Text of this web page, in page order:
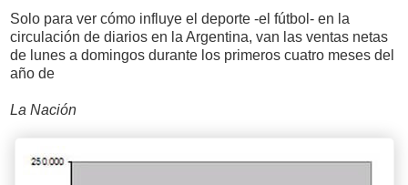
Solo para ver cómo influye el deporte -el fútbol- en la
circulación de diarios en la Argentina, van las ventas netas
de lunes a domingos durante los primeros cuatro meses del
año de
La Nación